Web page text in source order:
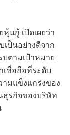
นกู้ เปิดเผยว่า
ป็นอย่างดีจาก
ตามเป้าหมาย
ชื่อถือที่ระดับ
ามแข็งแกร่งของ
ธุรกิจของบริษัท